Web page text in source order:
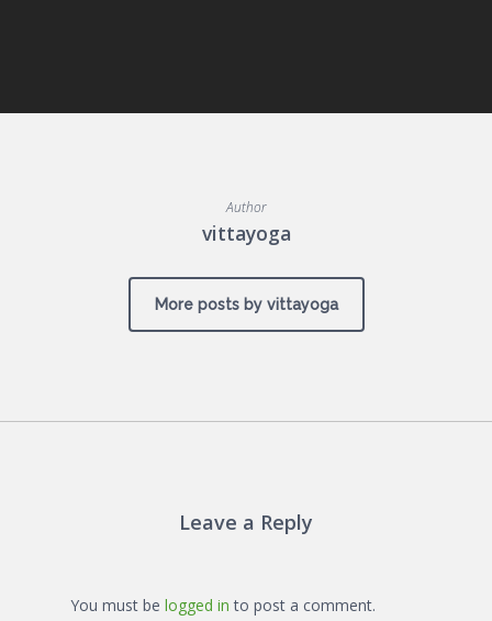
Author
vittayoga
More posts by vittayoga
Leave a Reply
You must be logged in to post a comment.